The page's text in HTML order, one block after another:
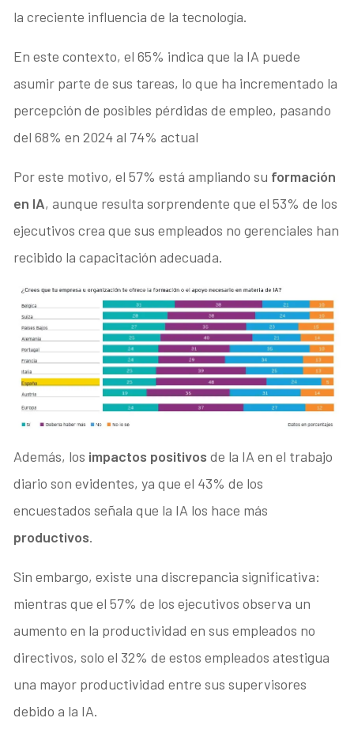
la creciente influencia de la tecnología.
En este contexto, el 65% indica que la IA puede
asumir parte de sus tareas, lo que ha incrementado la
percepción de posibles pérdidas de empleo, pasando
del 68% en 2024 al 74% actual
Por este motivo, el 57% está ampliando su formación
en IA, aunque resulta sorprendente que el 53% de los
ejecutivos crea que sus empleados no gerenciales han
recibido la capacitación adecuada.
Además, los impactos positivos de la IA en el trabajo
diario son evidentes, ya que el 43% de los
encuestados señala que la IA los hace más
productivos.
Sin embargo, existe una discrepancia significativa:
mientras que el 57% de los ejecutivos observa un
aumento en la productividad en sus empleados no
directivos, solo el 32% de estos empleados atestigua
una mayor productividad entre sus supervisores
debido a la IA.